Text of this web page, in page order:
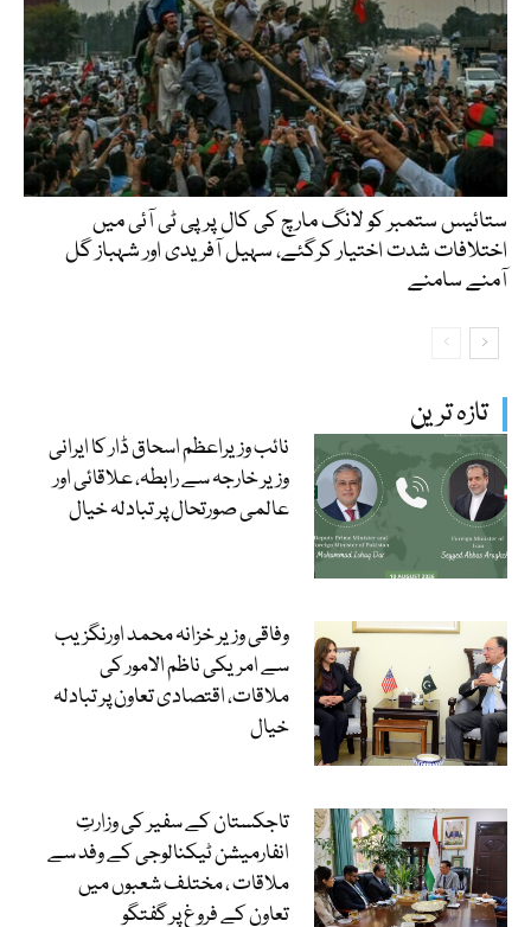
تازہ ترین
نائب وزیراعظم اسحاق ڈار کا ایرانی
وزیر خارجہ سے رابطہ، علاقائی اور
عالمی صورتحال پر تبادلہ خیال
وفاقی وزیر خزانہ محمد اورنگزیب
سے امریکی ناظم الامور کی
ملاقات، اقتصادی تعاون پر تبادلہ
خیال
تاجکستان کے سفیر کی وزارتِ
انفارمیشن ٹیکنالوجی کے وفد سے
ملاقات ، مختلف شعبوں میں
تعاون کے فروغ پر گفتگو
ستائیس ستمبر کو لانگ مارچ کی کال پر پی ٹی آئی میں
اختلافات شدت اختیار کرگئے، سہیل آفریدی اور شہباز گل
آمنے سامنے